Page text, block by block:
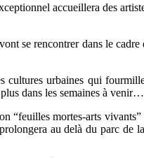
accueillera des
se rencontrer dans le cadre
cultures urbaines qui
dans les semaines à venir…
“feuilles mortes-arts
au delà du parc de